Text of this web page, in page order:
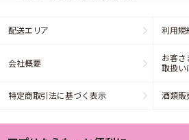
配送エリア 利用規
会社概要
お客さ
取扱い
特定商取引法に基づく表示 酒類販